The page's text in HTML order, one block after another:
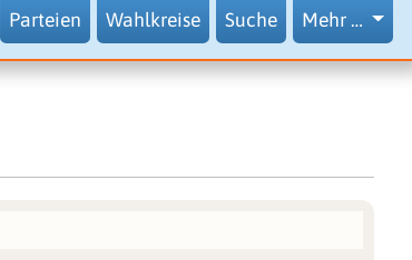
Parteien Wahlkreise Suche Mehr …